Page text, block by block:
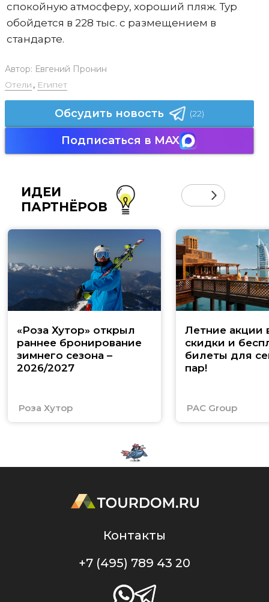
спокойную атмосферу, хороший пляж. Тур
обойдется в 228 тыс. с размещением в
стандарте.
Автор: Евгений Пронин
Отели , Египет
Обсудить новость (22)
Подписаться в MAX
ИДЕИ
ПАРТНЁРОВ
«Роза Хутор» открыл
раннее бронирование
зимнего сезона –
2026/2027
Роза Хутор
Летние акции
скидки и
билеты для
пар!
PAC Group
Контакты
+7 (495) 789 43 20